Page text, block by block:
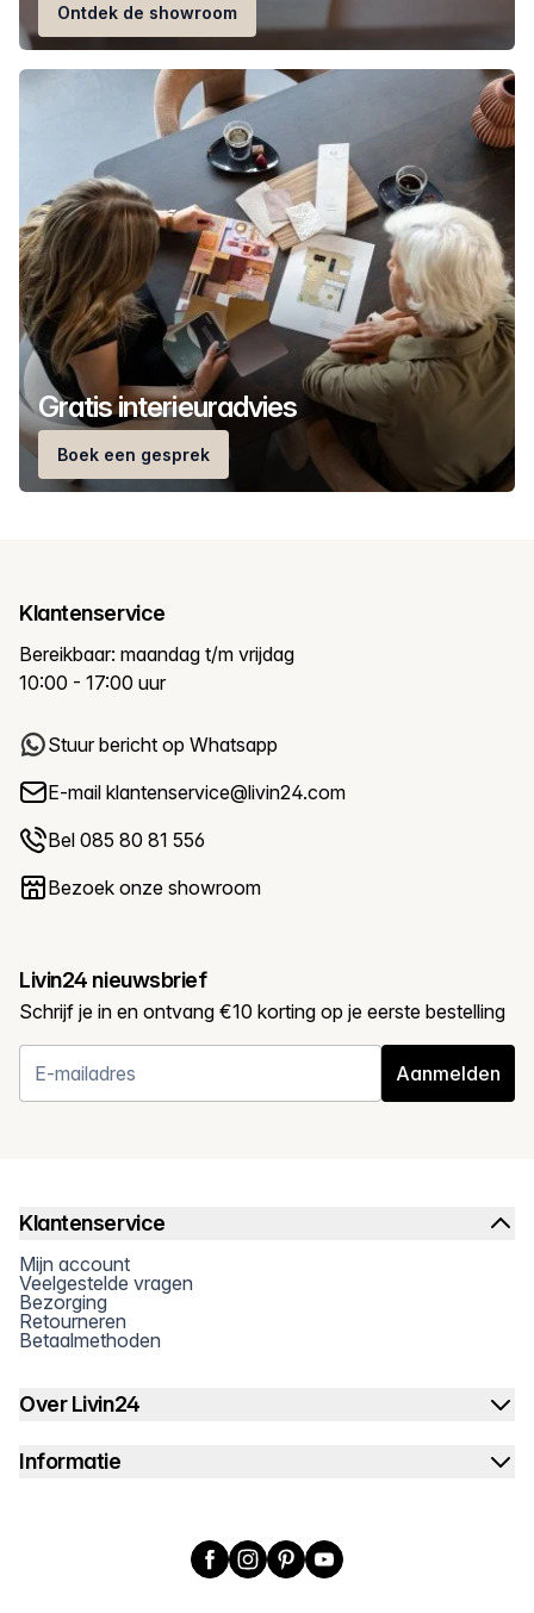
Ontdek de showroom
Gratis interieuradvies
Boek een gesprek
Klantenservice
Bereikbaar: maandag t/m vrijdag
10:00 - 17:00 uur
Stuur bericht op Whatsapp
E-mail klantenservice@livin24.com
Bel 085 80 81 556
Bezoek onze showroom
Livin24 nieuwsbrief
Schrijf je in en ontvang €10 korting op je eerste bestelling
Aanmelden
Klantenservice
Mijn account
Veelgestelde vragen
Bezorging
Retourneren
Betaalmethoden
Over Livin24
Informatie
Facebook
Instagram
PinterestYouTube